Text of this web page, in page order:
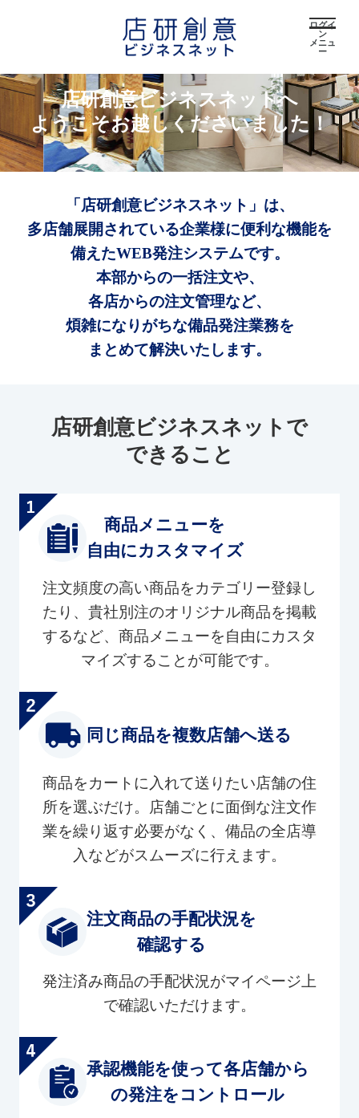
ログイ
ン
メニュ
ー
店研創意ビジネスネットへ
ようこそお越しくださいました！
「店研創意ビジネスネット」は、
多店舗展開されている企業様に便利な機能を
備えたWEB発注システムです。
本部からの一括注文や、
各店からの注文管理など、
煩雑になりがちな備品発注業務を
まとめて解決いたします。
店研創意ビジネスネットで
できること
商品メニューを
自由にカスタマイズ
注文頻度の高い商品をカテゴリー登録し
たり、貴社別注のオリジナル商品を掲載
するなど、商品メニューを自由にカスタ
マイズすることが可能です。
同じ商品を複数店舗へ送る
商品をカートに入れて送りたい店舗の住
所を選ぶだけ。店舗ごとに面倒な注文作
業を繰り返す必要がなく、備品の全店導
入などがスムーズに行えます。
注文商品の手配状況を
確認する
発注済み商品の手配状況がマイページ上
で確認いただけます。
承認機能を使って各店舗から
の発注をコントロール